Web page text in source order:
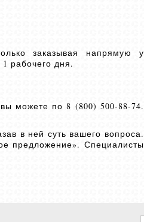
заказывая напрямую у
рабочего дня.
можете по 8 (800) 500-88-74.
в ней суть вашего вопроса.
предложение». Специалисты